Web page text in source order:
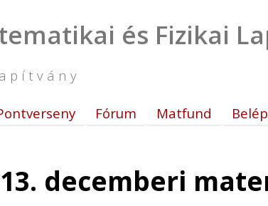
és Fizikai
Fórum Matfund
decemberi